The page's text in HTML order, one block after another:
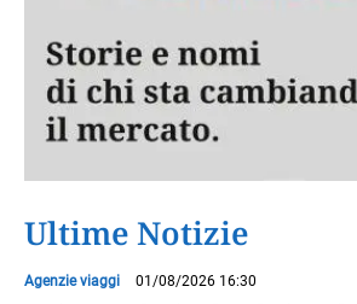
Ultime Notizie
Agenzie viaggi 01/08/2026 16:30